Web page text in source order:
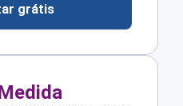
grátis